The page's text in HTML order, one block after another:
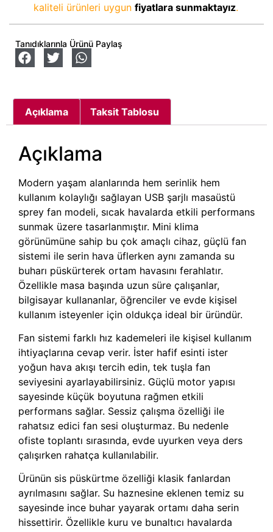
kaliteli ürünleri uygun fiyatlara sunmaktayız.
Tanıdıklarınla Ürünü Paylaş
Açıklama Taksit Tablosu
Açıklama
Modern yaşam alanlarında hem serinlik hem
kullanım kolaylığı sağlayan USB şarjlı masaüstü
sprey fan modeli, sıcak havalarda etkili performans
sunmak üzere tasarlanmıştır. Mini klima
görünümüne sahip bu çok amaçlı cihaz, güçlü fan
sistemi ile serin hava üflerken aynı zamanda su
buharı püskürterek ortam havasını ferahlatır.
Özellikle masa başında uzun süre çalışanlar,
bilgisayar kullananlar, öğrenciler ve evde kişisel
kullanım isteyenler için oldukça ideal bir üründür.
Fan sistemi farklı hız kademeleri ile kişisel kullanım
ihtiyaçlarına cevap verir. İster hafif esinti ister
yoğun hava akışı tercih edin, tek tuşla fan
seviyesini ayarlayabilirsiniz. Güçlü motor yapısı
sayesinde küçük boyutuna rağmen etkili
performans sağlar. Sessiz çalışma özelliği ile
rahatsız edici fan sesi oluşturmaz. Bu nedenle
ofiste toplantı sırasında, evde uyurken veya ders
çalışırken rahatça kullanılabilir.
Ürünün sis püskürtme özelliği klasik fanlardan
ayrılmasını sağlar. Su haznesine eklenen temiz su
sayesinde ince buhar yayarak ortamı daha serin
hissettirir. Özellikle kuru ve bunaltıcı havalarda